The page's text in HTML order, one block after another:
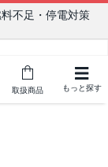
不足・停電対策
取扱商品 もっと探す